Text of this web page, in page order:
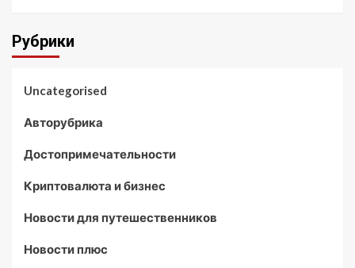
Рубрики
Uncategorised
Авторубрика
Достопримечательности
Криптовалюта и бизнес
Новости для путешественников
Новости плюс